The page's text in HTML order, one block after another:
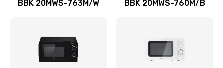
BBK 20MWS-763M/W BBK 20MWS-760M/B